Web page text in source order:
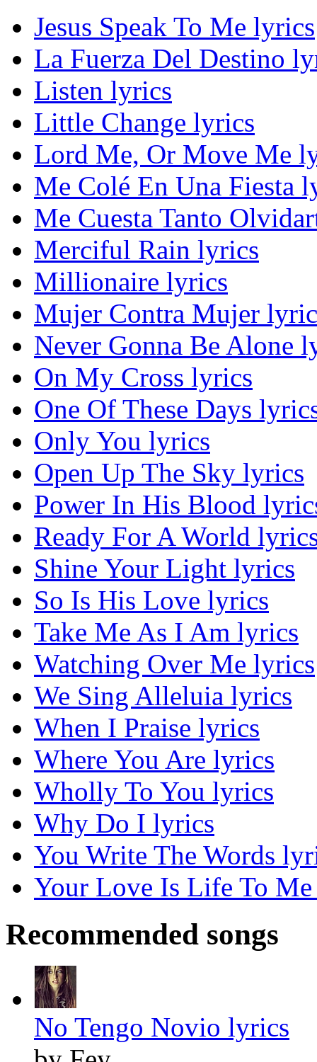
Jesus Speak To Me lyrics
La Fuerza Del Destino
Listen lyrics
Little Change lyrics
Lord Me, Or Move Me
Me Colé En Una Fiesta
Me Cuesta Tanto
Merciful Rain lyrics
Millionaire lyrics
Mujer Contra Mujer
Never Gonna Be Alone
On My Cross lyrics
One Of These Days
Only You lyrics
Open Up The Sky lyrics
Power In His Blood
Ready For A World
Shine Your Light lyrics
So Is His Love lyrics
Take Me As I Am lyrics
Watching Over Me lyrics
We Sing Alleluia lyrics
When I Praise lyrics
Where You Are lyrics
Wholly To You lyrics
Why Do I lyrics
You Write The Words
Your Love Is Life To
Recommended songs
No Tengo Novio lyrics